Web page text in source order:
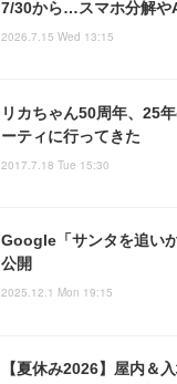
7/30から…スマホ分解や
2026.7.15 Wed 13:15
リカちゃん50周年、25
ーティに行ってきた
2017.7.18 Tue 15:30
Google「サンタを追い
公開
2025.12.1 Mon 19:15
【夏休み2026】屋内＆